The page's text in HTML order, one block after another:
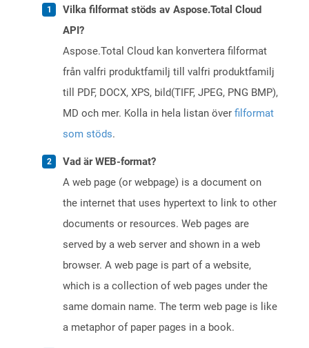
Vilka filformat stöds av Aspose.Total Cloud
API?
Aspose.Total Cloud kan konvertera filformat
från valfri produktfamilj till valfri produktfamilj
till PDF, DOCX, XPS, bild(TIFF, JPEG, PNG BMP),
MD och mer. Kolla in hela listan över filformat
som stöds.
Vad är WEB-format?
A web page (or webpage) is a document on
the internet that uses hypertext to link to other
documents or resources. Web pages are
served by a web server and shown in a web
browser. A web page is part of a website,
which is a collection of web pages under the
same domain name. The term web page is like
a metaphor of paper pages in a book.